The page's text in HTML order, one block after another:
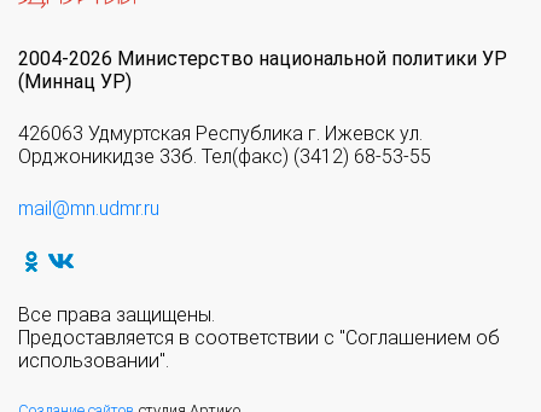
2004-2026 Министерство национальной политики УР
(Миннац УР)
426063 Удмуртская Республика г. Ижевск ул.
Орджоникидзе 33б. Тел(факс) (3412) 68-53-55
mail@mn.udmr.ru
Все права защищены.
Предоставляется в соответствии с "Соглашением об
использовании".